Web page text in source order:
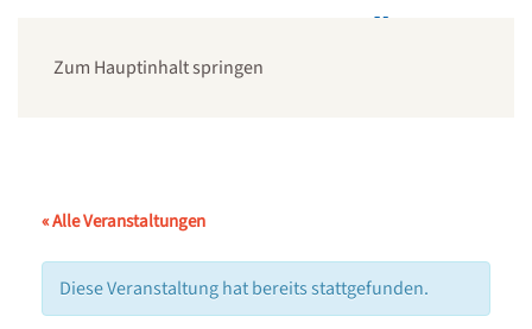
Zum Hauptinhalt springen
« Alle Veranstaltungen
Diese Veranstaltung hat bereits stattgefunden.